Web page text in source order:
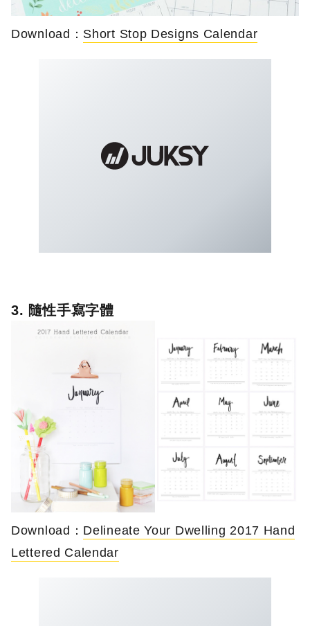
Download： Short Stop Designs Calendar
3. 隨性手寫字體
Download： Delineate Your Dwelling 2017 Hand
Lettered Calendar